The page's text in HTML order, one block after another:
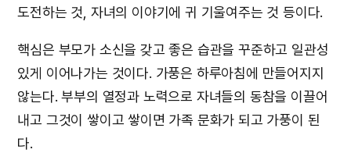
도전하는 것, 자녀의 이야기에 귀 기울여주는 것 등이다.
핵심은 부모가 소신을 갖고 좋은 습관을 꾸준하고 일관성
있게 이어나가는 것이다. 가풍은 하루아침에 만들어지지
않는다. 부부의 열정과 노력으로 자녀들의 동참을 이끌어
내고 그것이 쌓이고 쌓이면 가족 문화가 되고 가풍이 된
다.